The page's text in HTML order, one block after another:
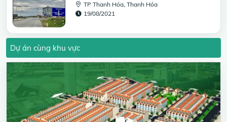
TP Thanh Hóa, Thanh Hóa
19/08/2021
Dự án cùng khu vực